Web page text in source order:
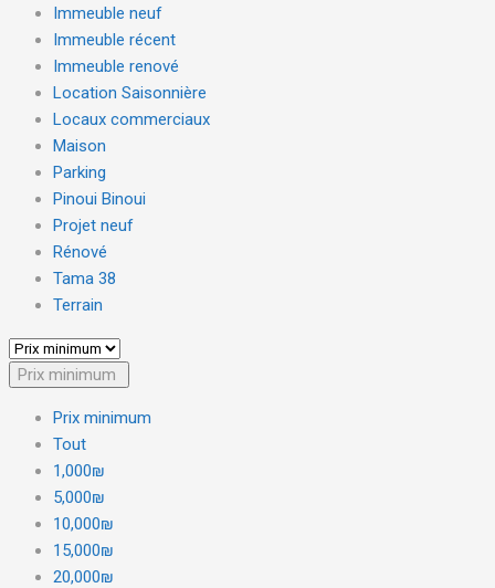
Immeuble neuf
Immeuble récent
Immeuble renové
Location Saisonnière
Locaux commerciaux
Maison
Parking
Pinoui Binoui
Projet neuf
Rénové
Tama 38
Terrain
Prix minimum
Prix minimum
Tout
1,000₪
5,000₪
10,000₪
15,000₪
20,000₪